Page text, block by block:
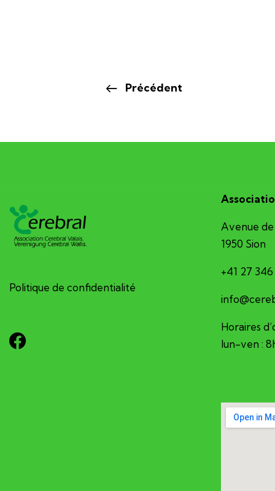
Précédent
Politique de confidentialité
Avenue
1950 Sion
+41 27
hc.sv-
Horaires
lun-ven :